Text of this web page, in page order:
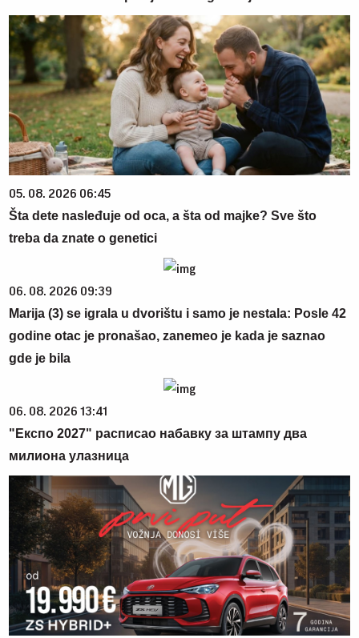
05. 08. 2026 06:45
Šta dete nasleđuje od oca, a šta od majke? Sve što
treba da znate o genetici
06. 08. 2026 09:39
Marija (3) se igrala u dvorištu i samo je nestala: Posle 42
godine otac je pronašao, zanemeo je kada je saznao
gde je bila
06. 08. 2026 13:41
"Експо 2027" расписао набавку за штампу два
милиона улазница